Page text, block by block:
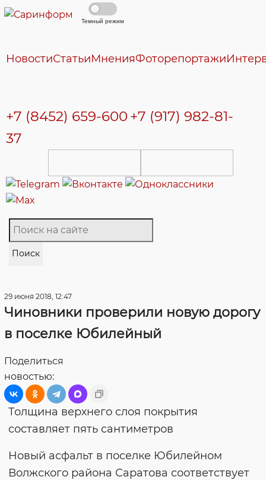
Темный режим
НовостиСтатьиМненияФоторепортажи
+7 (8452) 659-600 +7 (917) 982-81-
37
Поиск
29 июня 2018, 12:47
Чиновники проверили новую дорогу
в поселке Юбилейный
Поделиться
новостью:
Толщина верхнего слоя покрытия
составляет пять сантиметров
Новый асфальт в поселке Юбилейном
Волжского района Саратова соответствует